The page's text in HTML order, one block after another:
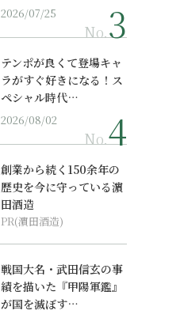
2026/07/25
No.
テンポが良くて登場キャ
ラがすぐ好きになる！ス
ペシャル時代…
2026/08/02
No.
創業から続く150余年の
歴史を今に守っている濵
田酒造
PR(濵田酒造)
戦国大名・武田信玄の事
績を描いた『甲陽軍鑑』
が国を滅ぼす…